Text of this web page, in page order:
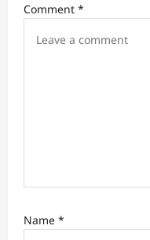
i
Comment *
Name *